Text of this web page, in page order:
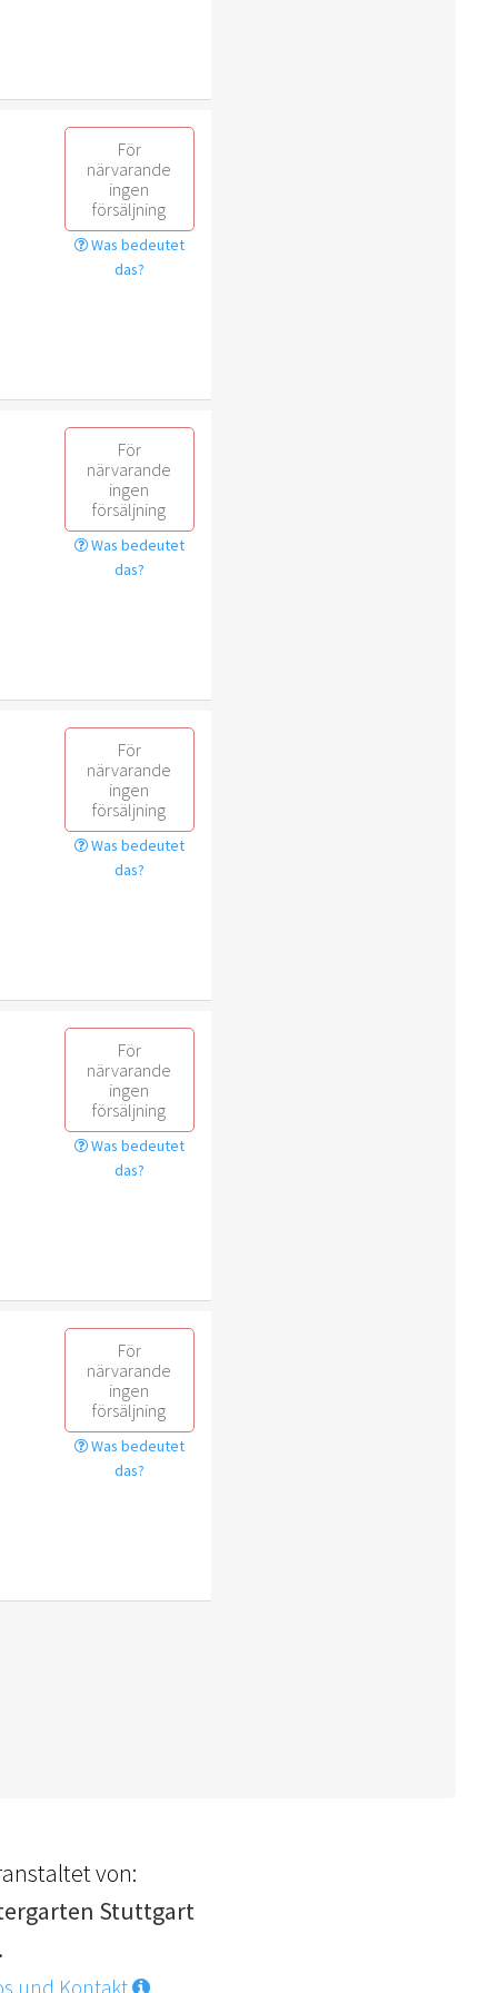
För
närvarande
ingen
försäljning
Was bedeutet
das?
För
närvarande
ingen
försäljning
Was bedeutet
das?
För
närvarande
ingen
försäljning
Was bedeutet
das?
För
närvarande
ingen
försäljning
Was bedeutet
das?
För
närvarande
ingen
försäljning
Was bedeutet
das?
von:
Stuttgart
und Kontakt